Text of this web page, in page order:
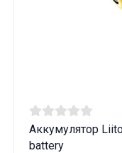
Аккумулятор
battery